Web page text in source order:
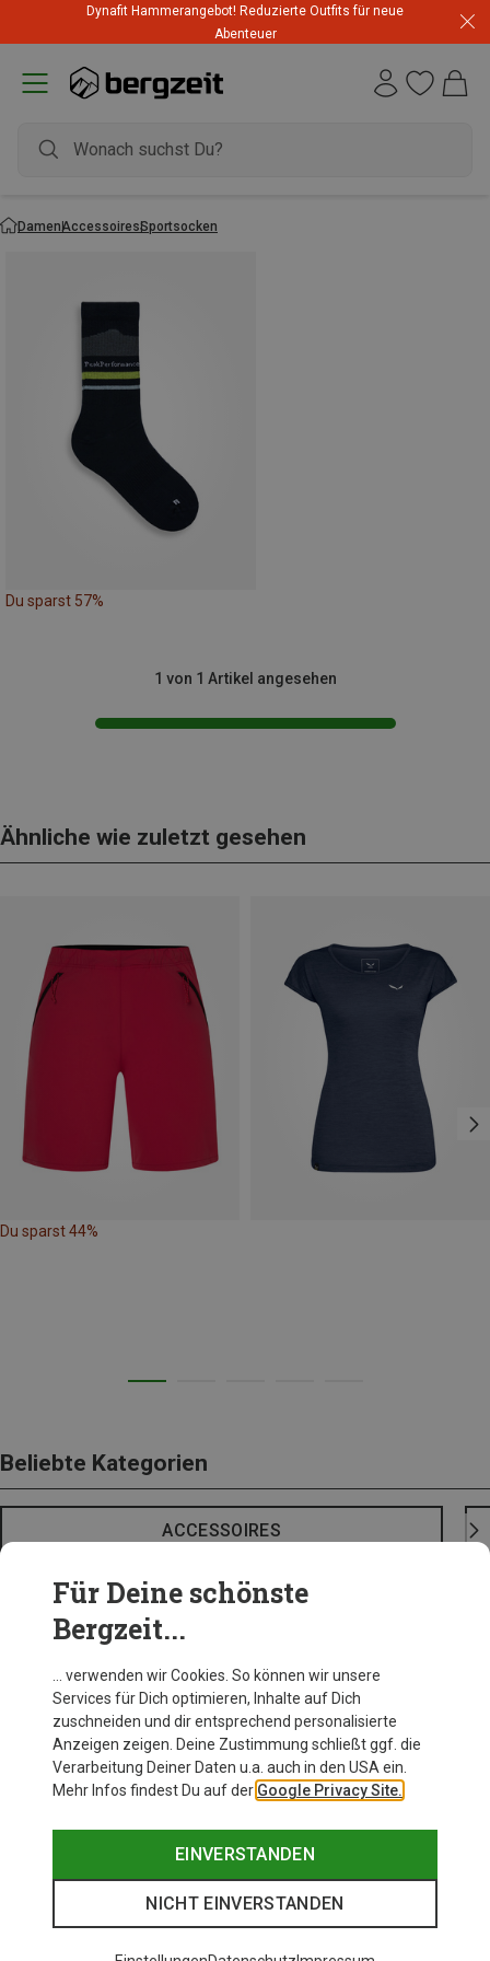
Dynafit Hammerangebot! Reduzierte Outfits für neue
Abenteuer
DamenAccessoiresSportsocken
Du sparst 57%
1 von 1 Artikel angesehen
Ähnliche wie zuletzt gesehen
Du sparst 44%
Beliebte Kategorien
ACCESSOIRES
Für Deine schönste
Bergzeit...
… verwenden wir Cookies. So können wir unsere
Services für Dich optimieren, Inhalte auf Dich
zuschneiden und dir entsprechend personalisierte
Anzeigen zeigen. Deine Zustimmung schließt ggf. die
Verarbeitung Deiner Daten u.a. auch in den USA ein.
Mehr Infos findest Du auf der Google Privacy Site.
EINVERSTANDEN
NICHT EINVERSTANDEN